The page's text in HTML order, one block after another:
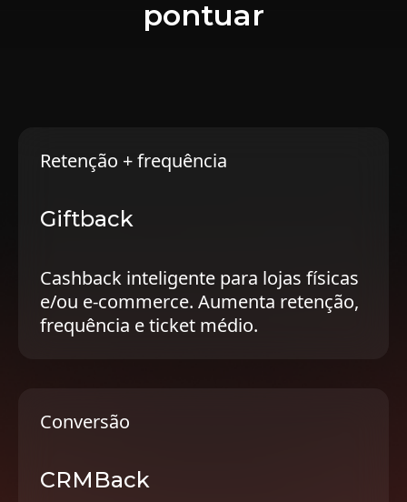
pontuar
Retenção + frequência
Giftback
Cashback inteligente para lojas físicas
e/ou e-commerce. Aumenta retenção,
frequência e ticket médio.
Conversão
CRMBack